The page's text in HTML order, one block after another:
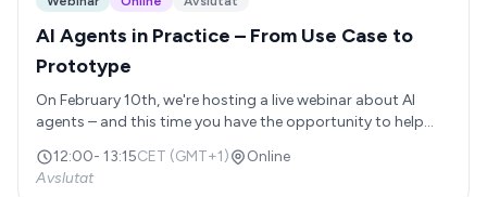
AI Agents in Practice – From Use Case to
Prototype
On February 10th, we're hosting a live webinar about AI
agents – and this time you have the opportunity to help
During the webinar, you'll get a complete picture of AI
agents: what they are, which use cases work best, and
12:00- 13:15CET (GMT+1)
Online
Avslutat